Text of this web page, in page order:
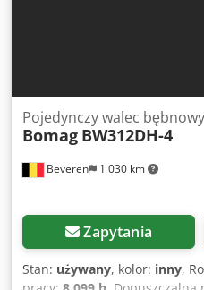
Beveren 1 030 km
Pojedynczy walec bębnowy
Bomag BW312DH-4
Zapytania
Stan: używany, kolor: inny,